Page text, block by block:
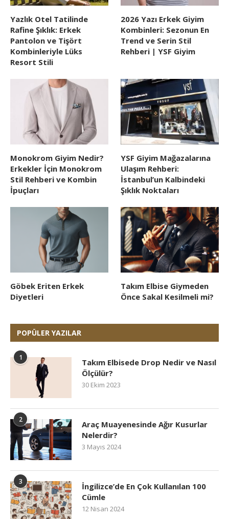
Yazlık Otel Tatilinde
Rafine Şıklık: Erkek
Pantolon ve Tişört
Kombinleriyle Lüks
Resort Stili
2026 Yazı Erkek Giyim
Kombinleri: Sezonun En
Trend ve Serin Stil
Rehberi | YSF Giyim
Monokrom Giyim Nedir?
Erkekler İçin Monokrom
Stil Rehberi ve Kombin
İpuçları
YSF Giyim Mağazalarına
Ulaşım Rehberi:
İstanbul’un Kalbindeki
Şıklık Noktaları
Göbek Eriten Erkek
Diyetleri
Takım Elbise Giymeden
Önce Sakal Kesilmeli mi?
POPÜLER YAZILAR
1
Takım Elbisede Drop Nedir ve Nasıl
Ölçülür?
30 Ekim 2023
2
Araç Muayenesinde Ağır Kusurlar
Nelerdir?
3 Mayıs 2024
3
İngilizce’de En Çok Kullanılan 100
Cümle
12 Nisan 2024